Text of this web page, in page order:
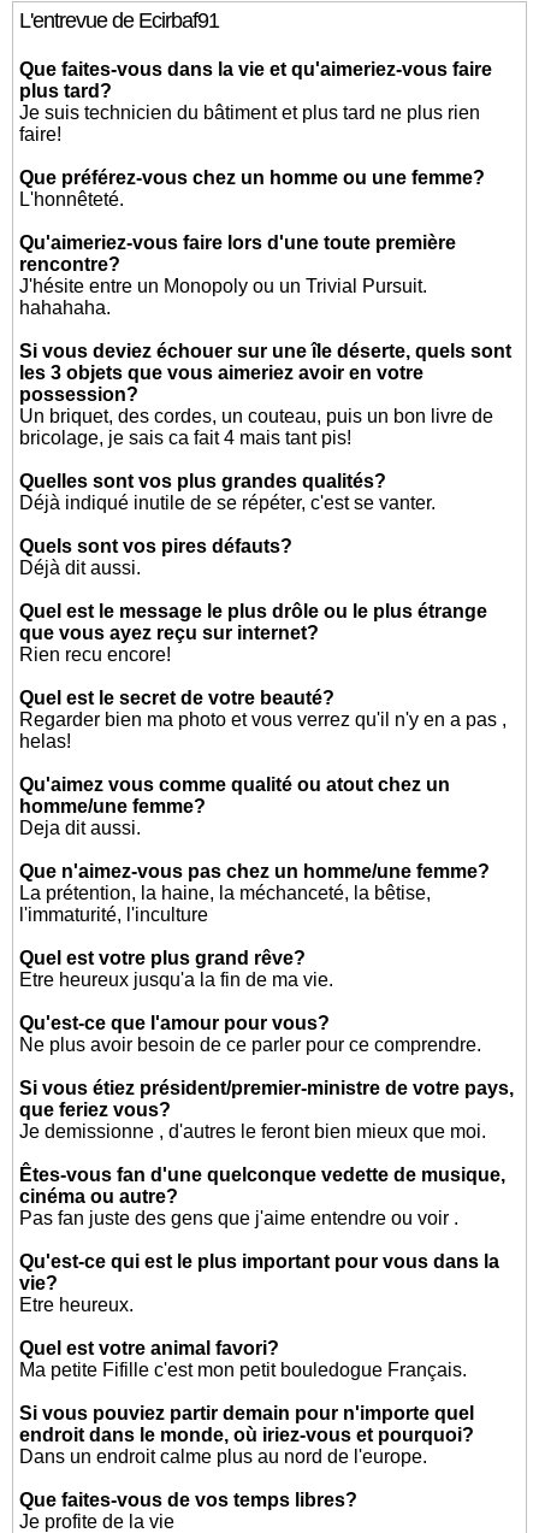
L'entrevue de Ecirbaf91
Que faites-vous dans la vie et qu'aimeriez-vous faire
plus tard?
Je suis technicien du bâtiment et plus tard ne plus rien
faire!
Que préférez-vous chez un homme ou une femme?
L'honnêteté.
Qu'aimeriez-vous faire lors d'une toute première
rencontre?
J'hésite entre un Monopoly ou un Trivial Pursuit.
hahahaha.
Si vous deviez échouer sur une île déserte, quels sont
les 3 objets que vous aimeriez avoir en votre
possession?
Un briquet, des cordes, un couteau, puis un bon livre de
bricolage, je sais ca fait 4 mais tant pis!
Quelles sont vos plus grandes qualités?
Déjà indiqué inutile de se répéter, c'est se vanter.
Quels sont vos pires défauts?
Déjà dit aussi.
Quel est le message le plus drôle ou le plus étrange
que vous ayez reçu sur internet?
Rien recu encore!
Quel est le secret de votre beauté?
Regarder bien ma photo et vous verrez qu'il n'y en a pas ,
helas!
Qu'aimez vous comme qualité ou atout chez un
homme/une femme?
Deja dit aussi.
Que n'aimez-vous pas chez un homme/une femme?
La prétention, la haine, la méchanceté, la bêtise,
l'immaturité, l'inculture
Quel est votre plus grand rêve?
Etre heureux jusqu'a la fin de ma vie.
Qu'est-ce que l'amour pour vous?
Ne plus avoir besoin de ce parler pour ce comprendre.
Si vous étiez président/premier-ministre de votre pays,
que feriez vous?
Je demissionne , d'autres le feront bien mieux que moi.
Êtes-vous fan d'une quelconque vedette de musique,
cinéma ou autre?
Pas fan juste des gens que j'aime entendre ou voir .
Qu'est-ce qui est le plus important pour vous dans la
vie?
Etre heureux.
Quel est votre animal favori?
Ma petite Fifille c'est mon petit bouledogue Français.
Si vous pouviez partir demain pour n'importe quel
endroit dans le monde, où iriez-vous et pourquoi?
Dans un endroit calme plus au nord de l'europe.
Que faites-vous de vos temps libres?
Je profite de la vie